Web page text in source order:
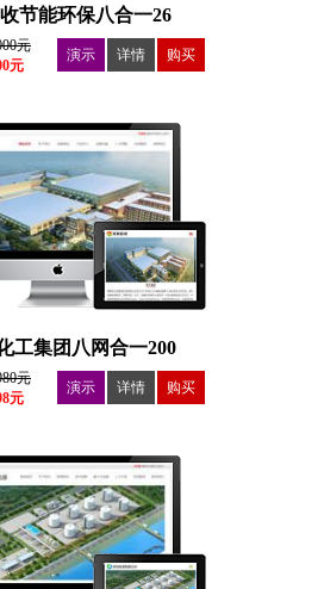
节能环保八合一26
元
元
演示 详情 购买
工集团八网合一200
元
元
演示 详情 购买